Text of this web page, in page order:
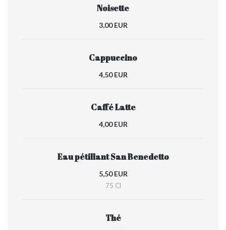
Noisette
3,00 EUR
Cappuccino
4,50 EUR
Caffé Latte
4,00 EUR
Eau pétillant San Benedetto
5,50 EUR
75 Cl
Thé